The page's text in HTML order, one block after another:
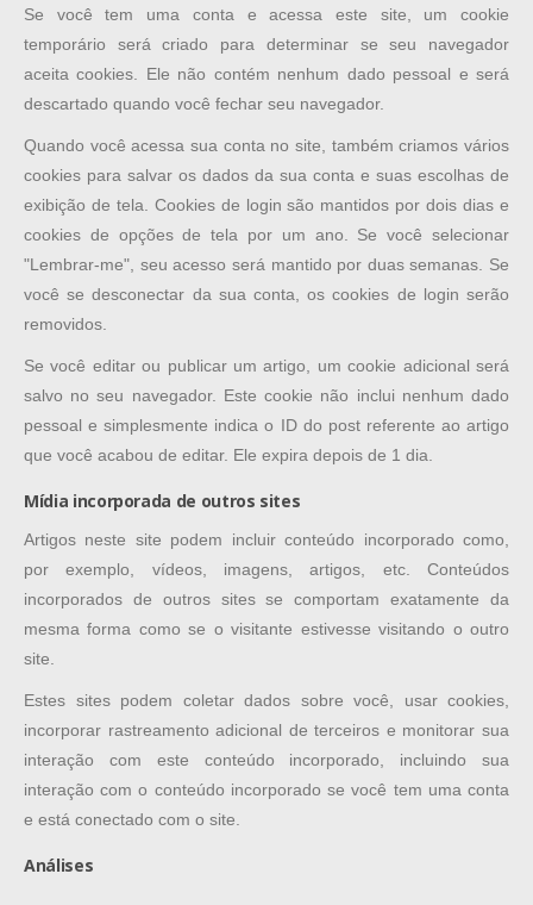
Se você tem uma conta e acessa este site, um cookie
temporário será criado para determinar se seu navegador
aceita cookies. Ele não contém nenhum dado pessoal e será
descartado quando você fechar seu navegador.
Quando você acessa sua conta no site, também criamos vários
cookies para salvar os dados da sua conta e suas escolhas de
exibição de tela. Cookies de login são mantidos por dois dias e
cookies de opções de tela por um ano. Se você selecionar
"Lembrar-me", seu acesso será mantido por duas semanas. Se
você se desconectar da sua conta, os cookies de login serão
removidos.
Se você editar ou publicar um artigo, um cookie adicional será
salvo no seu navegador. Este cookie não inclui nenhum dado
pessoal e simplesmente indica o ID do post referente ao artigo
que você acabou de editar. Ele expira depois de 1 dia.
Mídia incorporada de outros sites
Artigos neste site podem incluir conteúdo incorporado como,
por exemplo, vídeos, imagens, artigos, etc. Conteúdos
incorporados de outros sites se comportam exatamente da
mesma forma como se o visitante estivesse visitando o outro
site.
Estes sites podem coletar dados sobre você, usar cookies,
incorporar rastreamento adicional de terceiros e monitorar sua
interação com este conteúdo incorporado, incluindo sua
interação com o conteúdo incorporado se você tem uma conta
e está conectado com o site.
Análises